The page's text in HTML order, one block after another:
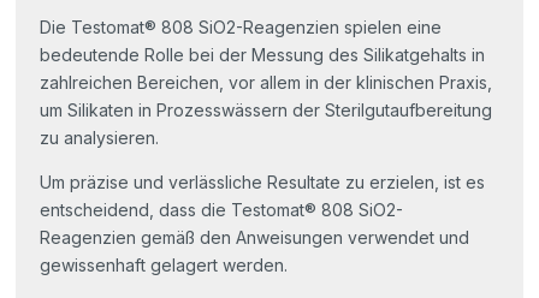
Die Testomat® 808 SiO2-Reagenzien spielen eine
bedeutende Rolle bei der Messung des Silikatgehalts in
zahlreichen Bereichen, vor allem in der klinischen Praxis,
um Silikaten in Prozesswässern der Sterilgutaufbereitung
zu analysieren.
Um präzise und verlässliche Resultate zu erzielen, ist es
entscheidend, dass die Testomat® 808 SiO2-
Reagenzien gemäß den Anweisungen verwendet und
gewissenhaft gelagert werden.